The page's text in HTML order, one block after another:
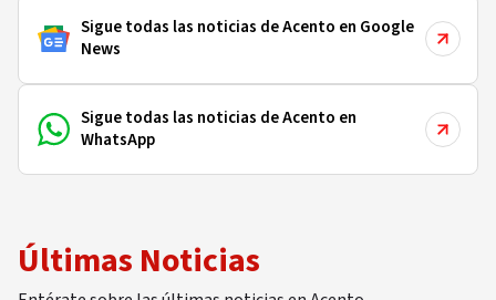
Sigue todas las noticias de Acento en Google
News
Sigue todas las noticias de Acento en
WhatsApp